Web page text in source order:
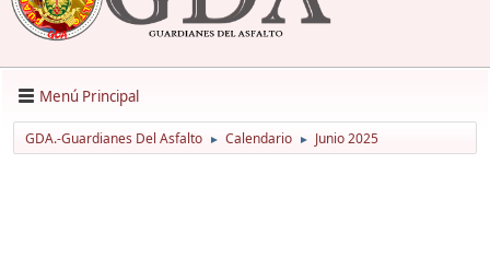
Menú Principal
GDA.-Guardianes Del Asfalto ► Calendario ► Junio 2025